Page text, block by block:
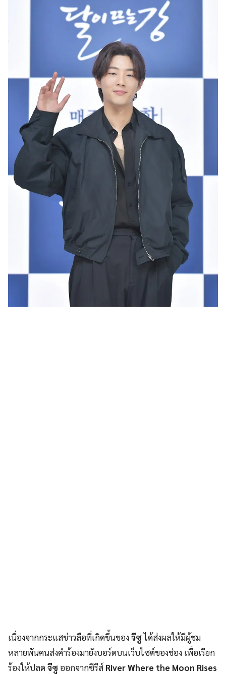
เนื่องจากกระแสข่าวลือที่เกิดขึ้นของจีซูได้ส่งผลให้มีผู้ชม
หลายพันคนส่งคำร้องมายังบอร์ดบนเว็บไซต์ของช่อง เพื่อเรียก
ร้องให้ปลดจีซู ออกจากซีรีส์ River Where the Moon Rises